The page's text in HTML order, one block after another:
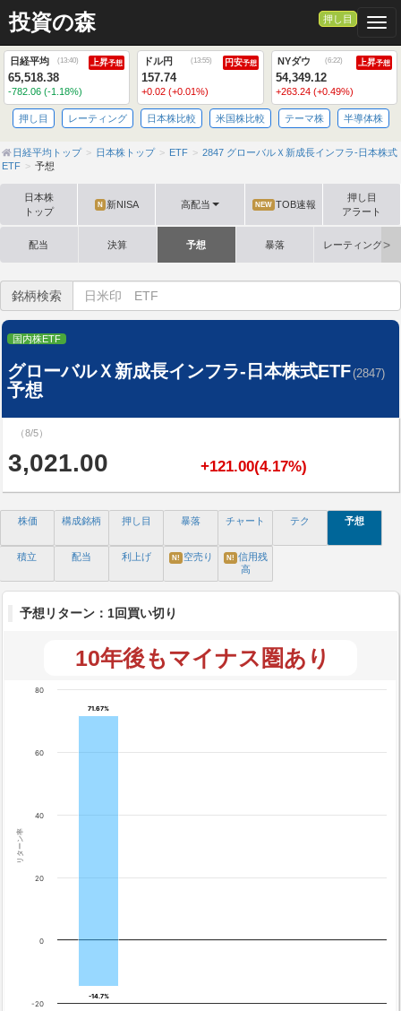
投資の森 押し目
日経平均 (13:40) 上昇予想
65,518.38
-782.06 (-1.18%)
ドル円 (13:55) 円安予想
157.74
+0.02 (+0.01%)
NYダウ (6:22) 上昇予想
54,349.12
+263.24 (+0.49%)
押し目 レーティング 日本株比較 米国株比較 テーマ株 半導体株
日経平均トップ 日本株トップ ETF
2847 グローバルＸ新成長インフラ-日本株式
ETF
予想
日本株
トップ
N 新NISA 高配当 NEW TOB速報
押し目
アラート
配当 決算 予想 暴落 レーティング格
銘柄検索
国内株ETF
グローバルＸ新成長インフラ-日本株式ETF(2847)
予想
（8/5）
3,021.00 +121.00(4.17%)
株価 構成銘柄 押し目 暴落 チャート テク 予想
積立 配当 利上げ N! 空売り N! 信用残
高
予想リターン：1回買い切り
10年後もマイナス圏あり
リターン率
71.67%
71.67%
-14.7%
-14.7%
-20
0
20
40
60
80